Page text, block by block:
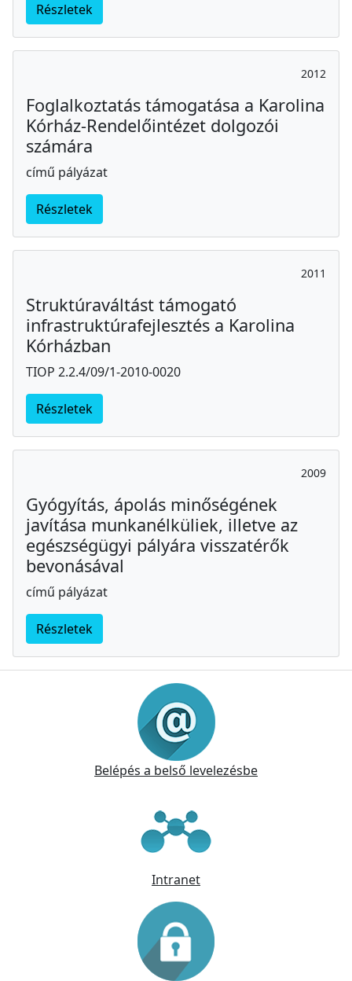
Részletek
2012
Foglalkoztatás támogatása a Karolina
Kórház-Rendelőintézet dolgozói
számára
című pályázat
Részletek
2011
Struktúraváltást támogató
infrastruktúrafejlesztés a Karolina
Kórházban
TIOP 2.2.4/09/1-2010-0020
Részletek
2009
Gyógyítás, ápolás minőségének
javítása munkanélküliek, illetve az
egészségügyi pályára visszatérők
bevonásával
című pályázat
Részletek
Belépés a belső levelezésbe
Intranet